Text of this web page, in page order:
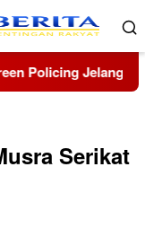
Imbau
Serikat